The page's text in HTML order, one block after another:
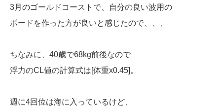
3月のゴールドコーストで、自分の良い波用の
ボードを作った方が良いと感じたので、、、
ちなみに、40歳で68kg前後なので
浮力のCL値の計算式は[体重x0.45]。
週に4回位は海に入っているけど、